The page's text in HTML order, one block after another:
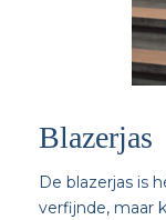
Blazerjas
De blazerjas is
verfijnde, maar